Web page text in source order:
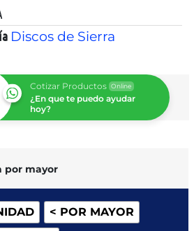
Discos de Sierra
Cotizar Productos Online
¿En que te puedo ayudar
hoy?
por mayor
< POR MAYOR